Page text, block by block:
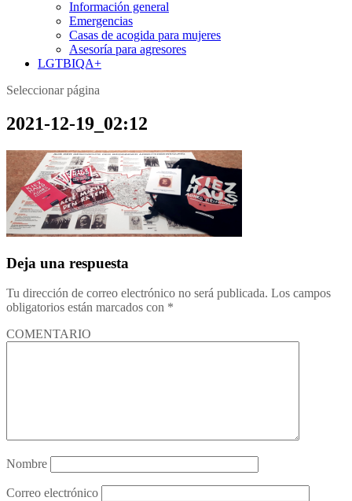
Información general
Emergencias
Casas de acogida para mujeres
Asesoría para agresores
LGTBIQA+
Seleccionar página
2021-12-19_02:12
Deja una respuesta
Tu dirección de correo electrónico no será publicada. Los campos
obligatorios están marcados con *
COMENTARIO
Nombre
Correo electrónico